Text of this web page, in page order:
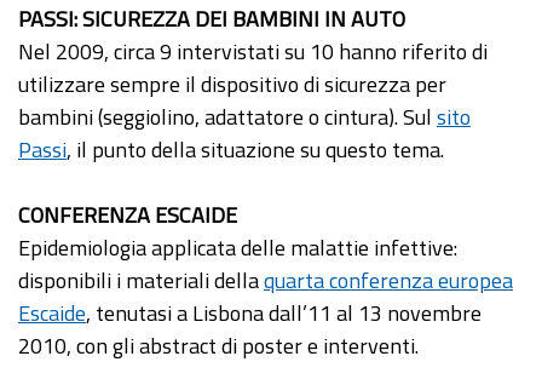
PASSI: SICUREZZA DEI BAMBINI IN AUTO
Nel 2009, circa 9 intervistati su 10 hanno riferito di
utilizzare sempre il dispositivo di sicurezza per
bambini (seggiolino, adattatore o cintura). Sulsito
Passi, il punto della situazione su questo tema.
CONFERENZA ESCAIDE
Epidemiologia applicata delle malattie infettive:
disponibili i materiali dellaquarta conferenza europea
Escaide, tenutasi a Lisbona dall’11 al 13 novembre
2010, con gli abstract di poster e interventi.